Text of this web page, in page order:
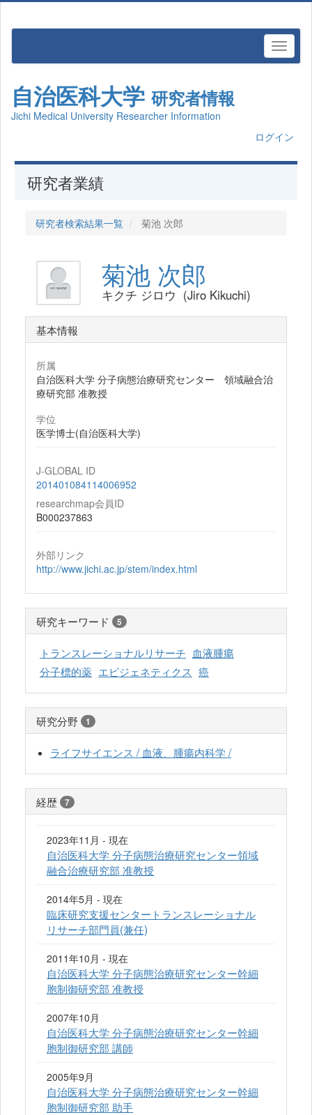
自治医科大学 研究者情報
Jichi Medical University Researcher Information
ログイン
研究者業績
研究者検索結果一覧 菊池 次郎
菊池 次郎
キクチ ジロウ (Jiro Kikuchi)
基本情報
所属
自治医科大学 分子病態治療研究センター 領域融合治
療研究部 准教授
学位
医学博士(自治医科大学)
J-GLOBAL ID
201401084114006952
researchmap会員ID
B000237863
外部リンク
http://www.jichi.ac.jp/stem/index.html
研究キーワード 5
トランスレーショナルリサーチ 血液腫瘍
分子標的薬 エピジェネティクス 癌
研究分野 1
ライフサイエンス / 血液、腫瘍内科学 /
経歴 7
2023年11月 - 現在
自治医科大学 分子病態治療研究センター領域
融合治療研究部 准教授
2014年5月 - 現在
臨床研究支援センタートランスレーショナル
リサーチ部門員(兼任)
2011年10月 - 現在
自治医科大学 分子病態治療研究センター幹細
胞制御研究部 准教授
2007年10月
自治医科大学 分子病態治療研究センター幹細
胞制御研究部 講師
2005年9月
自治医科大学 分子病態治療研究センター幹細
胞制御研究部 助手